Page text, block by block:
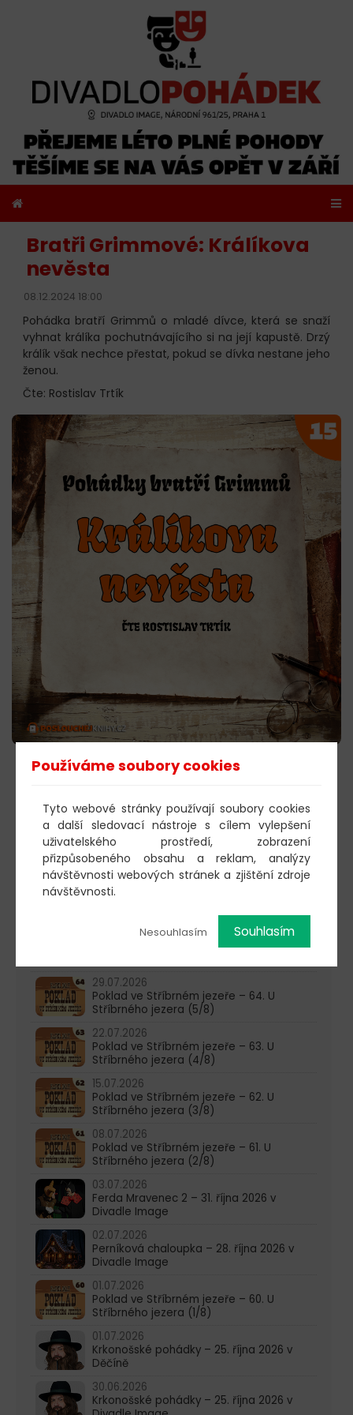
Bratři Grimmové: Králíkova
nevěsta
08.12.2024 18:00
Pohádka bratří Grimmů o mladé dívce, která se snaží
vyhnat králíka pochutnávajícího si na její kapustě. Drzý
králík však nechce přestat, pokud se dívka nestane jeho
ženou.
Čte: Rostislav Trtík
POSLECHNOUT
603 805 271
pondělí-čtvrtek: 10:00-16:00
05.08.2026
Poklad ve Stříbrném jezeře – 65. U
29.07.2026
Poklad ve Stříbrném jezeře – 64. U
Stříbrného jezera (5/8)
22.07.2026
Poklad ve Stříbrném jezeře – 63. U
Stříbrného jezera (4/8)
15.07.2026
Poklad ve Stříbrném jezeře – 62. U
Stříbrného jezera (3/8)
08.07.2026
Poklad ve Stříbrném jezeře – 61. U
Stříbrného jezera (2/8)
03.07.2026
Ferda Mravenec 2 – 31. října 2026 v
Divadle Image
02.07.2026
Perníková chaloupka – 28. října 2026 v
Divadle Image
01.07.2026
Poklad ve Stříbrném jezeře – 60. U
Stříbrného jezera (1/8)
01.07.2026
Krkonošské pohádky – 25. října 2026 v
Děčíně
30.06.2026
Krkonošské pohádky – 25. října 2026 v
Používáme soubory cookies
Tyto webové stránky používají soubory cookies
a další sledovací nástroje s cílem vylepšení
uživatelského prostředí, zobrazení
přizpůsobeného obsahu a reklam, analýzy
návštěvnosti webových stránek a zjištění zdroje
návštěvnosti.
Nesouhlasím Souhlasím